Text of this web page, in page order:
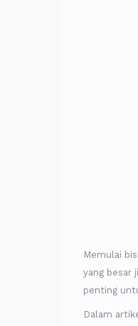
Memulai
yang besar
penting
Dalam